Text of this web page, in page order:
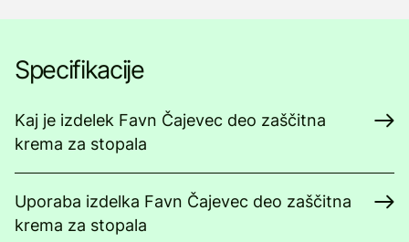
Specifikacije
Kaj je izdelek Favn Čajevec deo zaščitna
krema za stopala
Uporaba izdelka Favn Čajevec deo zaščitna
krema za stopala